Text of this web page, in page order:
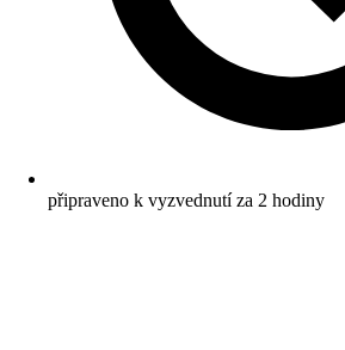
připraveno k vyzvednutí za 2 hodiny